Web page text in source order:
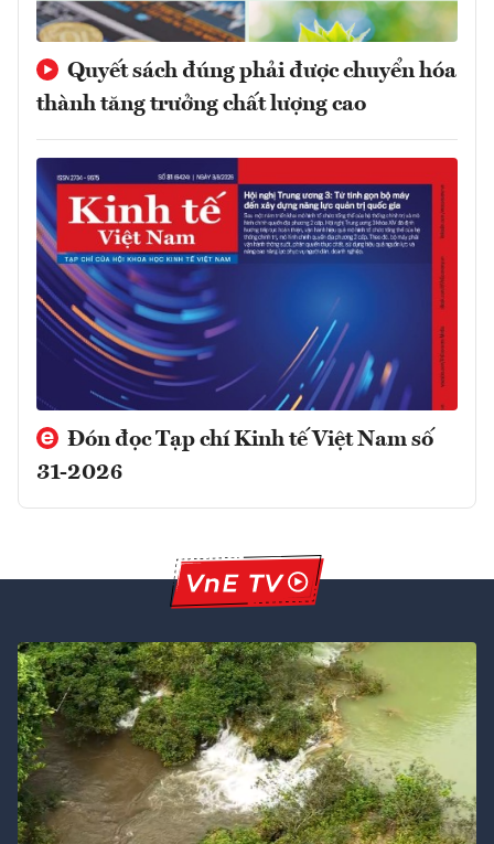
Quyết sách đúng phải được chuyển hóa
thành tăng trưởng chất lượng cao
Đón đọc Tạp chí Kinh tế Việt Nam số
31-2026